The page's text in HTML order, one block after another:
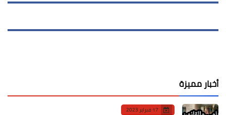
أخبار مميزة
17 فبراير 2023